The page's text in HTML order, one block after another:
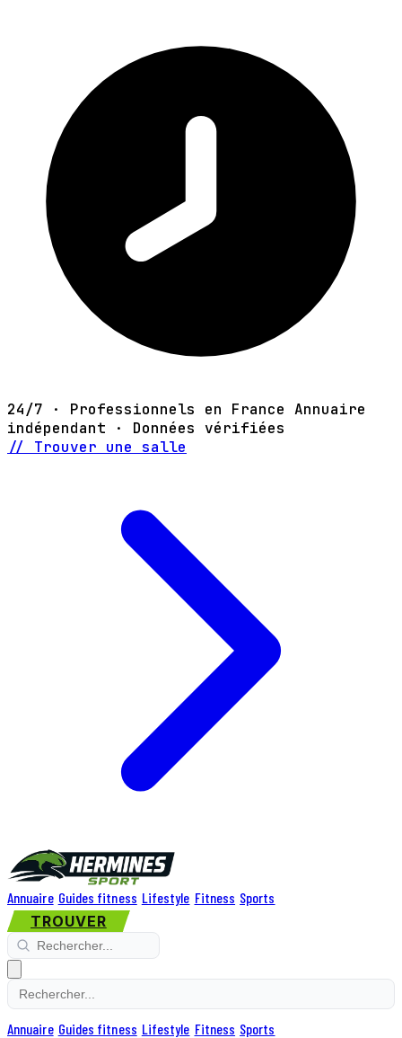
24/7 · Professionnels en France Annuaire
indépendant · Données vérifiées
// Trouver une salle
Annuaire Guides fitness Lifestyle Fitness Sports
TROUVER
Annuaire Guides fitness Lifestyle Fitness Sports